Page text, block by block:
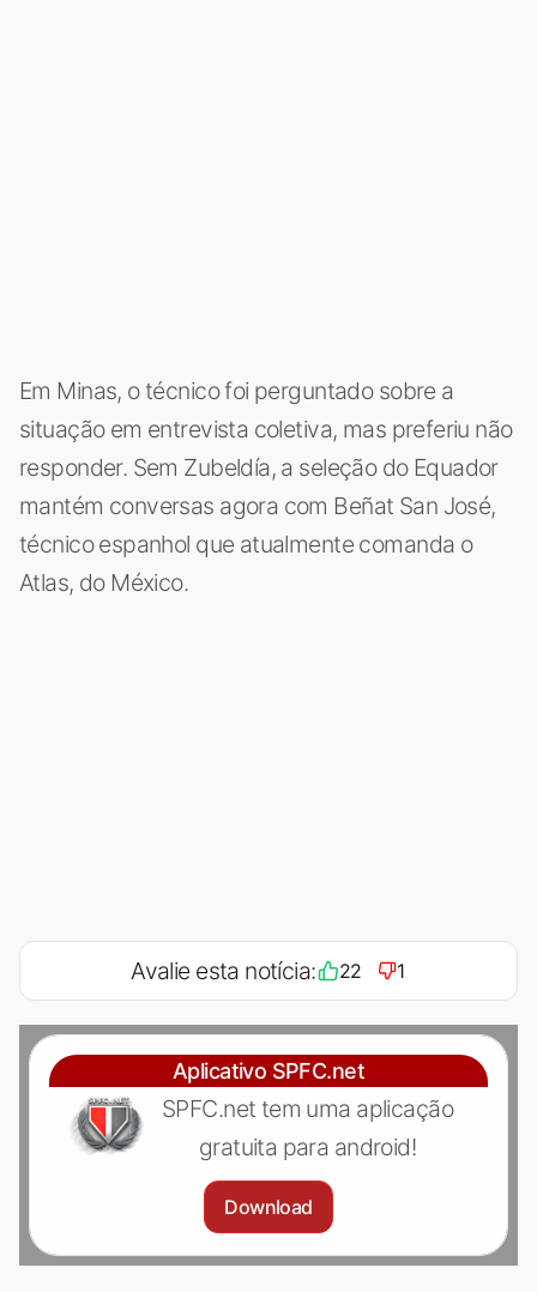
Em Minas, o técnico foi perguntado sobre a
situação em entrevista coletiva, mas preferiu não
responder. Sem Zubeldía, a seleção do Equador
mantém conversas agora com Beñat San José,
técnico espanhol que atualmente comanda o
Atlas, do México.
Avalie esta notícia: 22 1
Aplicativo SPFC.net
SPFC.net tem uma aplicação
gratuita para android!
Download